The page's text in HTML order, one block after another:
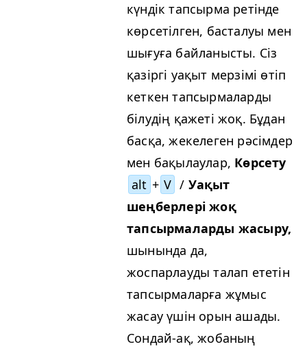
күндік тапсырма ретінде
көрсетілген, басталуы мен
шығуға байланысты. Сіз
қазіргі уақыт мерзімі өтіп
кеткен тапсырмаларды
білудің қажеті жоқ. Бұдан
басқа, жекелеген рәсімдер
мен бақылаулар, Көрсету
alt + V / Уақыт
шеңберлері жоқ
тапсырмаларды жасыру,
шынында да,
жоспарлауды талап ететін
тапсырмаларға жұмыс
жасау үшін орын ашады.
Сондай-ақ, жобаның